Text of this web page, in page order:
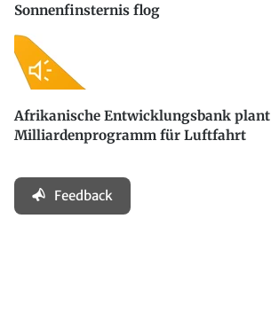
Sonnenfinsternis flog
Afrikanische Entwicklungsbank plant
Milliardenprogramm für Luftfahrt
Feedback